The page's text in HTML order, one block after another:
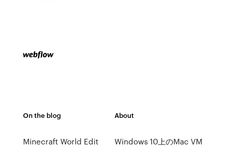
On the blog
Minecraft World Edit
About
Windows 10上のMac VM